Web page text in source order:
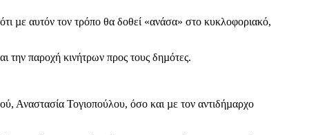
µε αυτόν τον τρόπο θα δοθεί «ανάσα» στο κυκλοφοριακό,
την παροχή κινήτρων προς τους δηµότες.
Αναστασία Τογιοπούλου, όσο και µε τον αντιδήµαρχο